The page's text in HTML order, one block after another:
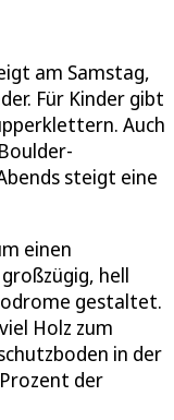
am Samstag,
Für Kinder gibt
Auch
steigt eine
einen
hell
gestaltet.
Holz zum
in der
der